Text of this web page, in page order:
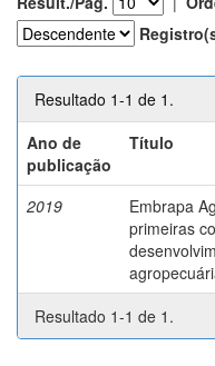
Resultado 1-1 de 1.
Ano de
publicação
Título
2019
Embrapa
primeiras
Resultado 1-1 de 1.